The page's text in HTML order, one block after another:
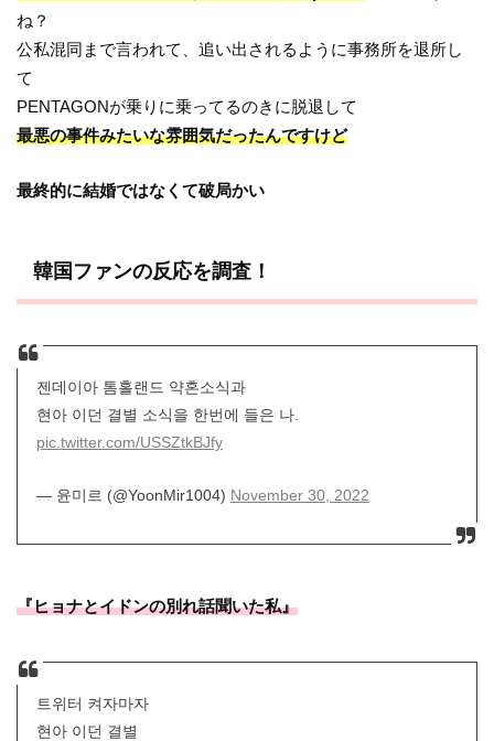
ね？
公私混同まで言われて、追い出されるように事務所を退所し
て
PENTAGONが乗りに乗ってるのきに脱退して
最悪の事件みたいな雰囲気だったんですけど
最終的に結婚ではなくて破局かい
韓国ファンの反応を調査！
젠데이아 톰홀랜드 약혼소식과
현아 이던 결별 소식을 한번에 들은 나.
pic.twitter.com/USSZtkBJfy
— 윤미르 (@YoonMir1004) November 30, 2022
『ヒョナとイドンの別れ話聞いた私』
트위터 켜자마자
현아 이던 결별